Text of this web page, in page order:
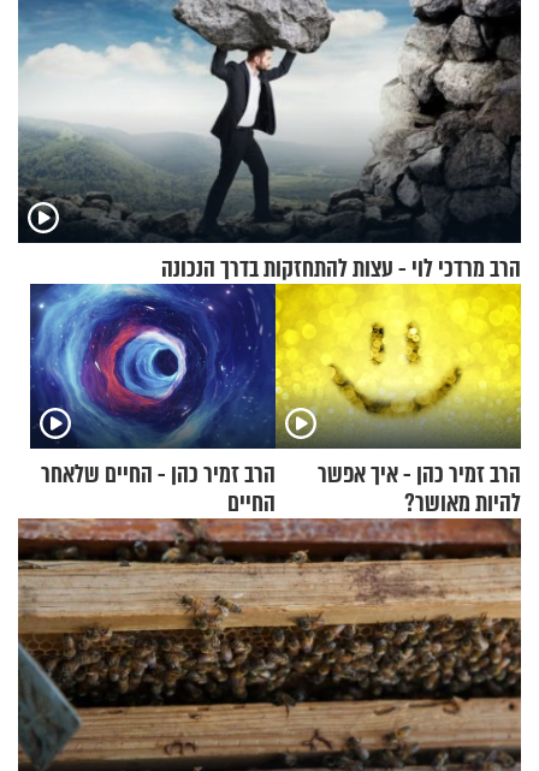
הרב מרדכי לוי - עצות להתחזקות בדרך הנכונה
הרב זמיר כהן - איך אפשר
להיות מאושר?
הרב זמיר כהן - החיים שלאחר
החיים